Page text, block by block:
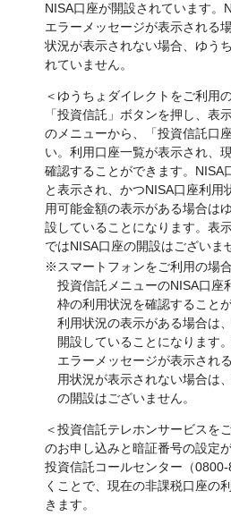
NISA口座が開設されています。
エラーメッセージが表示される
状況が表示されない場合、ゆう
れていません。
＜ゆうちょダイレクトをご利用
「投資信託」ボタンを押し、表
のメニューから、「投資信託口
い。利用口座一覧が表示され、
確認することができます。NISA
と表示され、かつNISA口座利用
用可能金額の表示がある場合は
設していることになります。表
ではNISA口座の開設はございま
※スマートフォンをご利用の場
投資信託メニューのNISA口座
枠の利用状況を確認すること
利用状況の表示がある場合は
開設していることになります
エラーメッセージが表示され
用状況が表示されない場合は
の開設はございません。
＜投資信託テレホンサービスを
のお申し込みと暗証番号の設定
投資信託コールセンター（
くことで、現在の非課税口座の
きます。